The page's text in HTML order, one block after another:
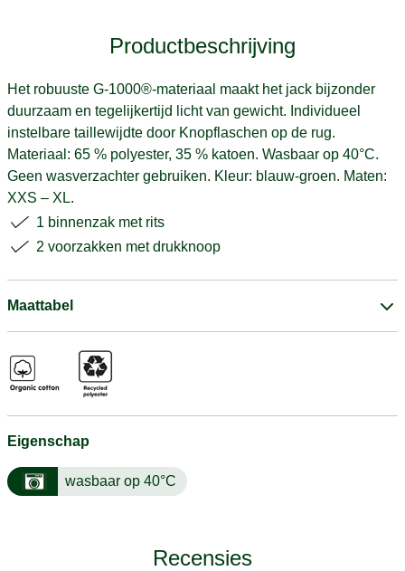
Productbeschrijving
Het robuuste G-1000®-materiaal maakt het jack bijzonder
duurzaam en tegelijkertijd licht van gewicht. Individueel
instelbare taillewijdte door Knopflaschen op de rug.
Materiaal: 65 % polyester, 35 % katoen. Wasbaar op 40°C.
Geen wasverzachter gebruiken. Kleur: blauw-groen. Maten:
XXS – XL.
1 binnenzak met rits
2 voorzakken met drukknoop
Maattabel
Eigenschap
wasbaar op 40°C
Recensies